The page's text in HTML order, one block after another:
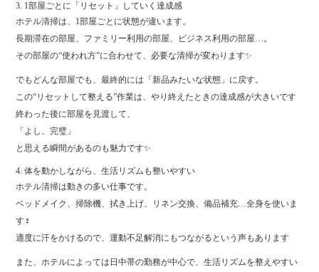
3. 1部屋ごとに「リセット」していく達成感
ホテル清掃は、1部屋ごとに状態が違います。
長期滞在の部屋、ファミリー利用の部屋、ビジネス利用の部屋…。
その部屋の“使われ方”に合わせて、必要な清掃が変わります✨
でもどんな部屋でも、最終的には「新品みたいな状態」に戻す。
この“リセットして整える”作業は、やり終えたときの達成感が大きいです
終わった後に部屋を見渡して、
「よし、完璧」
と思える瞬間があるのも魅力です️✨
4. 体を動かしながら、生活リズムも整いやすい
ホテル清掃は動きの多い仕事です。
ベッドメイク、掃除機、拭き上げ、リネン交換、備品補充…全身を使いま
す‍♀️
適度に汗をかけるので、運動不足解消にもつながるという声もあります
また、ホテルによっては日中帯の勤務が中心で、生活リズムを整えやすい